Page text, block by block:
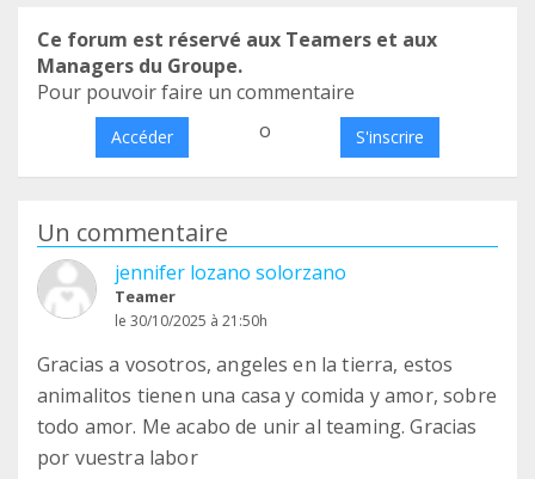
Ce forum est réservé aux Teamers et aux
Managers du Groupe.
Pour pouvoir faire un commentaire
Accéder o S'inscrire
Un commentaire
jennifer lozano solorzano
Teamer
le 30/10/2025 à 21:50h
Gracias a vosotros, angeles en la tierra, estos
animalitos tienen una casa y comida y amor, sobre
todo amor. Me acabo de unir al teaming. Gracias
por vuestra labor